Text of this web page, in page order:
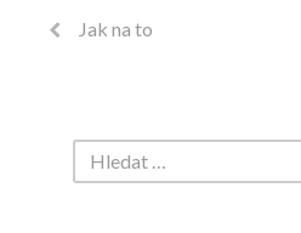
Jak na to